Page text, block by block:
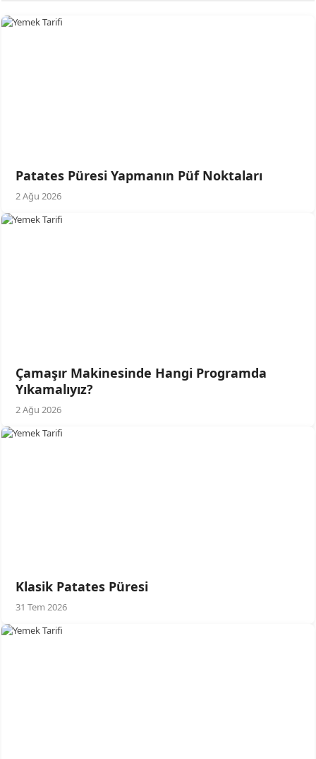
Patates Püresi Yapmanın Püf Noktaları
2 Ağu 2026
Çamaşır Makinesinde Hangi Programda
Yıkamalıyız?
2 Ağu 2026
Klasik Patates Püresi
31 Tem 2026